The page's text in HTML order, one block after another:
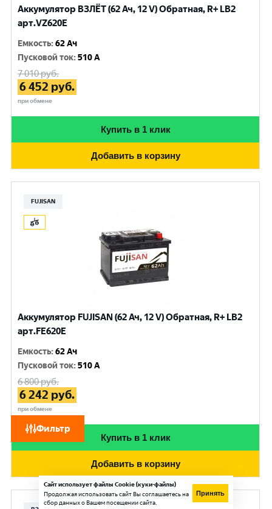
Фильтр
Аккумулятор ВЗЛЁТ (62 Ач, 12 V) Обратная, R+ LB2
арт.VZ620E
Емкость:62 Ач
Пусковой ток:510 A
7 010руб.
6 452 руб.
при обмене
Купить в 1 клик
Добавить в корзину
FUJISAN
Аккумулятор FUJISAN (62 Ач, 12 V) Обратная, R+ LB2
арт.FE620E
Емкость:62 Ач
Пусковой ток:510 A
6 800руб.
6 242 руб.
при обмене
Купить в 1 клик
Добавить в корзину
Сайт использует файлы Cookie (куки-файлы)
Продолжая использовать сайт Вы соглашаетесь на
сбор данных о Вашем посещении сайта.
Принять